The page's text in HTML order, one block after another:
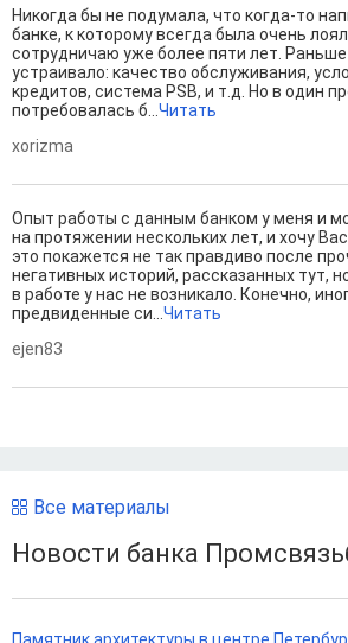
Никогда бы не подумала, что когда-то
банке, к которому всегда была очень
сотрудничаю уже более пяти лет.
устраивало: качество обслуживания,
кредитов, система PSB, и т.д. Но в один
потребовалась б... Читать
xorizma
Опыт работы с данным банком у меня и
на протяжении нескольких лет, и хочу
это покажется не так правдиво после
негативных историй, рассказанных тут,
в работе у нас не возникало. Конечно,
предвиденные си... Читать
ejen83
Все материалы
Новости банка